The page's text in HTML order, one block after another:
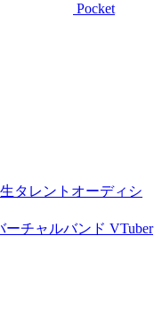
Pocket
タレントオーディシ
チャルバンド VTuber